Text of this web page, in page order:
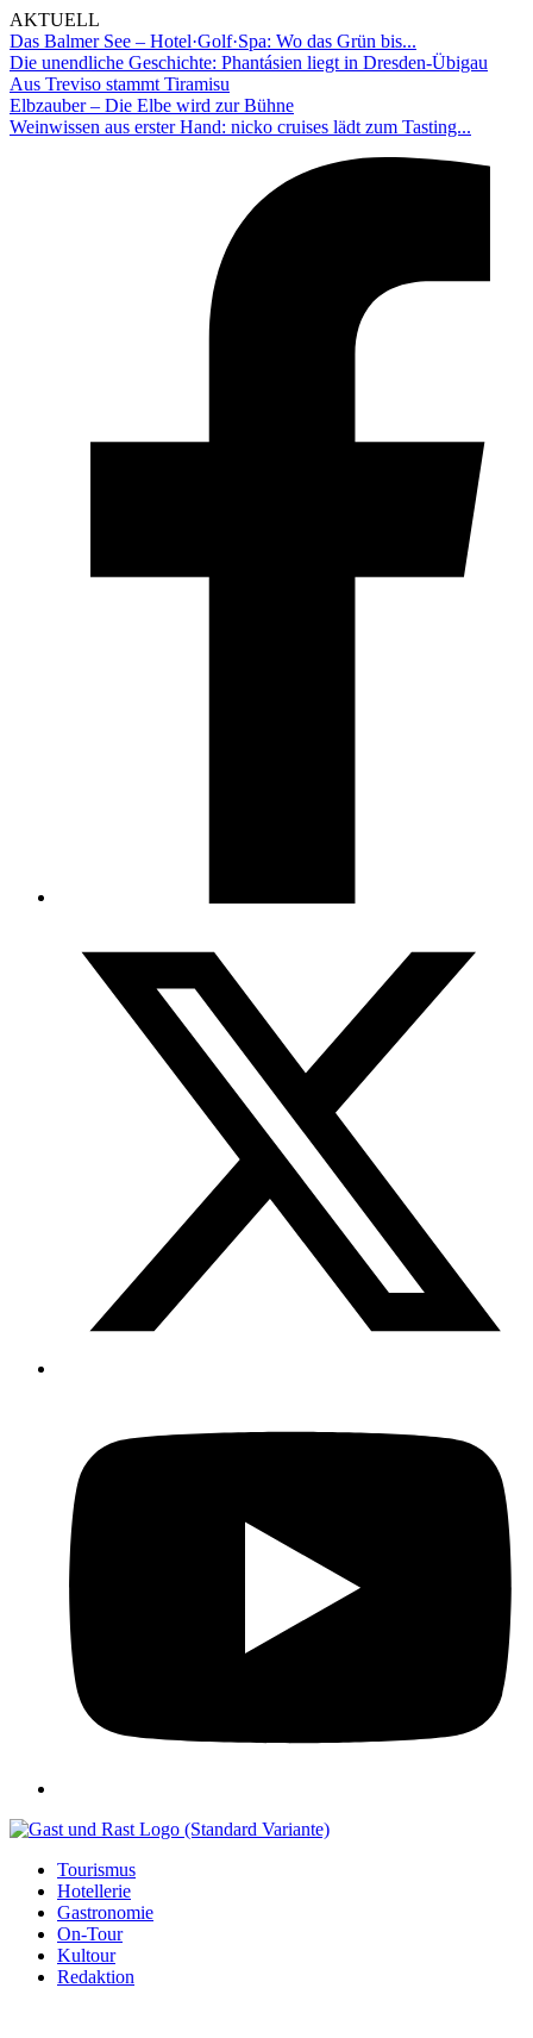
AKTUELL
Das Balmer See – Hotel·Golf·Spa: Wo das Grün bis...
Die unendliche Geschichte: Phantásien liegt in Dresden-Übigau
Aus Treviso stammt Tiramisu
Elbzauber – Die Elbe wird zur Bühne
Weinwissen aus erster Hand: nicko cruises lädt zum Tasting...
Tourismus
Hotellerie
Gastronomie
On-Tour
Kultour
Redaktion